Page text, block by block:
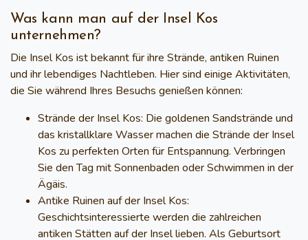
Was kann man auf der Insel Kos
unternehmen?
Die Insel Kos ist bekannt für ihre Strände, antiken Ruinen
und ihr lebendiges Nachtleben. Hier sind einige Aktivitäten,
die Sie während Ihres Besuchs genießen können:
Strände der Insel Kos: Die goldenen Sandstrände und
das kristallklare Wasser machen die Strände der Insel
Kos zu perfekten Orten für Entspannung. Verbringen
Sie den Tag mit Sonnenbaden oder Schwimmen in der
Ägäis.
Antike Ruinen auf der Insel Kos:
Geschichtsinteressierte werden die zahlreichen
antiken Stätten auf der Insel lieben. Als Geburtsort